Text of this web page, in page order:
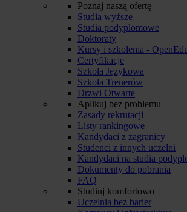
Poznaj naszą ofertę
Studia wyższe
Studia podyplomowe
Doktoraty
Kursy i szkolenia -
Certyfikacje
Szkoła Językowa
Szkoła Trenerów
Drzwi Otwarte
Aplikuj bez problemu
Zasady rekrutacji
Listy rankingowe
Kandydaci z zagranicy
Studenci z innych uczelni
Kandydaci na studia
Dokumenty do pobrania
FAQ
Studiuj komfortowo
Uczelnia bez barier